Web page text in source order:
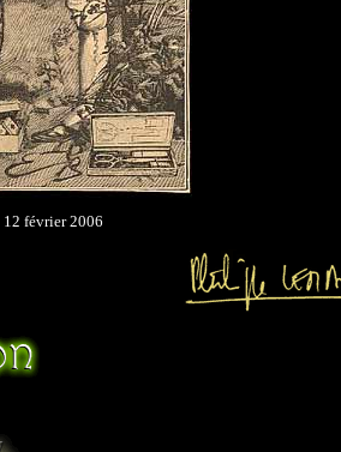
12 février 2006